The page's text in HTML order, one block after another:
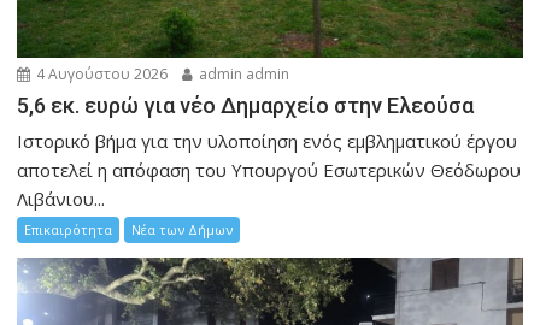
4 Αυγούστου 2026 admin admin
5,6 εκ. ευρώ για νέο Δημαρχείο στην Ελεούσα
Ιστορικό βήμα για την υλοποίηση ενός εμβληματικού έργου
αποτελεί η απόφαση του Υπουργού Εσωτερικών Θεόδωρου
Λιβάνιου...
Επικαιρότητα Νέα των Δήμων